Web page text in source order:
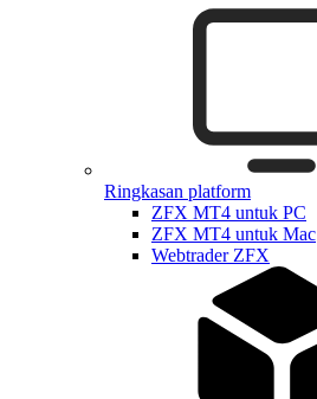
Ringkasan platform
ZFX MT4 untuk PC
ZFX MT4 untuk Mac
Webtrader ZFX